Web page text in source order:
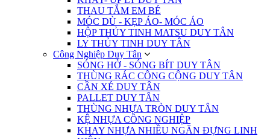
THAU TẮM EM BÉ
MÓC DÙ - KẸP ÁO- MÓC ÁO
HỘP THỦY TINH MATSU DUY TÂN
LY THỦY TINH DUY TÂN
Công Nghiệp Duy Tân
SÓNG HỞ - SÓNG BÍT DUY TÂN
THÙNG RÁC CÔNG CỘNG DUY TÂN
CẦN XÉ DUY TÂN
PALLET DUY TÂN
THÙNG NHỰA TRÒN DUY TÂN
KỆ NHỰA CÔNG NGHIỆP
KHAY NHỰA NHIỀU NGĂN ĐỰNG LINH